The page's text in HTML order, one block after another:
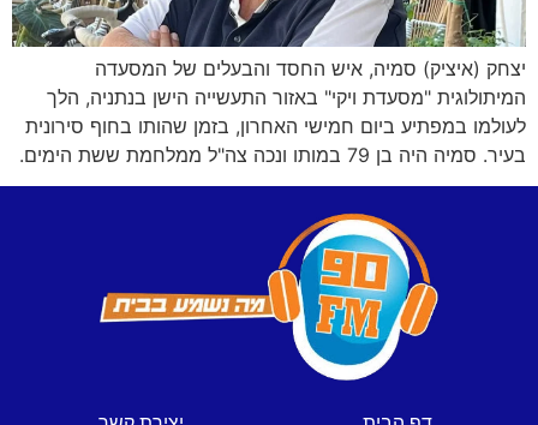
יצחק (איציק) סמיה, איש החסד והבעלים של המסעדה
המיתולוגית "מסעדת ויקי" באזור התעשייה הישן בנתניה, הלך
לעולמו במפתיע ביום חמישי האחרון, בזמן שהותו בחוף סירונית
בעיר. סמיה היה בן 79 במותו ונכה צה"ל ממלחמת ששת הימים.